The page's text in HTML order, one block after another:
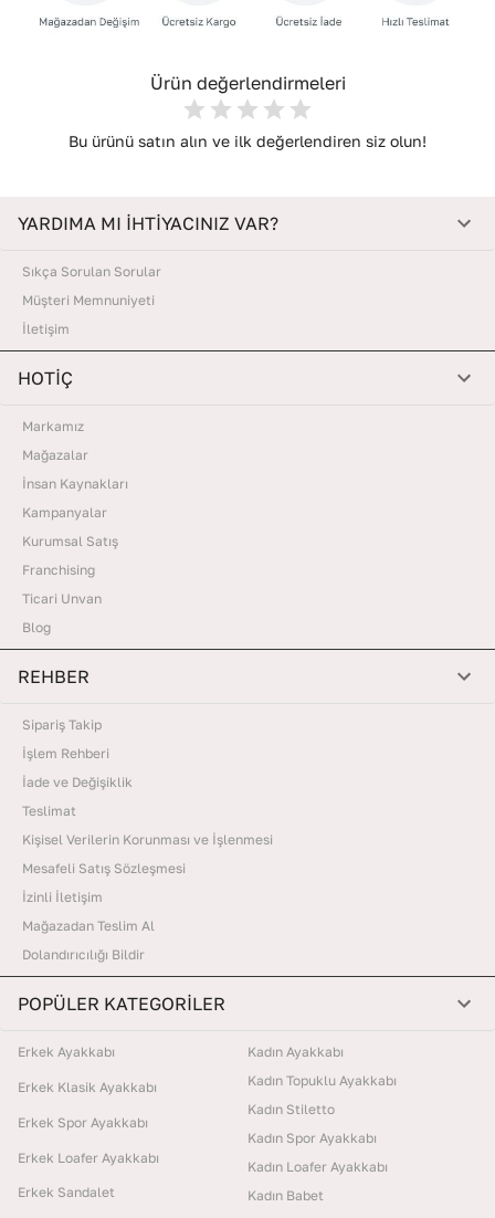
Ürün değerlendirmeleri
Bu ürünü satın alın ve ilk değerlendiren siz olun!
YARDIMA MI İHTİYACINIZ VAR?
Sıkça Sorulan Sorular
Müşteri Memnuniyeti
İletişim
HOTİÇ
Markamız
Mağazalar
İnsan Kaynakları
Kampanyalar
Kurumsal Satış
Franchising
Ticari Unvan
Blog
REHBER
Sipariş Takip
İşlem Rehberi
İade ve Değişiklik
Teslimat
Kişisel Verilerin Korunması ve İşlenmesi
Mesafeli Satış Sözleşmesi
İzinli İletişim
Mağazadan Teslim Al
Dolandırıcılığı Bildir
POPÜLER KATEGORİLER
Erkek Ayakkabı
Erkek Klasik Ayakkabı
Erkek Spor Ayakkabı
Erkek Loafer Ayakkabı
Erkek Sandalet
Kadın Ayakkabı
Kadın Topuklu Ayakkabı
Kadın Stiletto
Kadın Spor Ayakkabı
Kadın Loafer Ayakkabı
Kadın Babet